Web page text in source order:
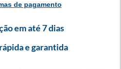
de pagamento
em até 7 dias
e garantida